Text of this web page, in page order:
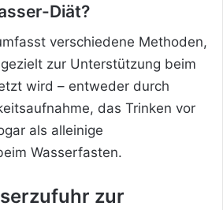
Diät?
verschiedene Methoden,
zur Unterstützung beim
wird – entweder durch
das Trinken vor
als alleinige
Wasserfasten.
zur